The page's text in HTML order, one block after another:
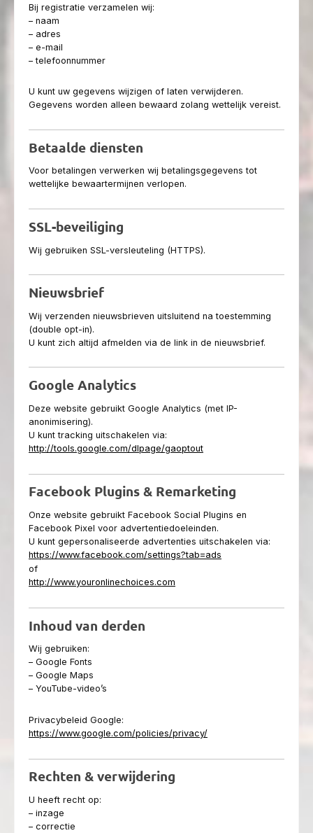
Bij registratie verzamelen wij:
– naam
– adres
– e-mail
– telefoonnummer
U kunt uw gegevens wijzigen of laten verwijderen.
Gegevens worden alleen bewaard zolang wettelijk vereist.
Betaalde diensten
Voor betalingen verwerken wij betalingsgegevens tot
wettelijke bewaartermijnen verlopen.
SSL-beveiliging
Wij gebruiken SSL-versleuteling (HTTPS).
Nieuwsbrief
Wij verzenden nieuwsbrieven uitsluitend na toestemming
(double opt-in).
U kunt zich altijd afmelden via de link in de nieuwsbrief.
Google Analytics
Deze website gebruikt Google Analytics (met IP-
anonimisering).
U kunt tracking uitschakelen via:
http://tools.google.com/dlpage/gaoptout
Facebook Plugins & Remarketing
Onze website gebruikt Facebook Social Plugins en
Facebook Pixel voor advertentiedoeleinden.
U kunt gepersonaliseerde advertenties uitschakelen via:
https://www.facebook.com/settings?tab=ads
of
http://www.youronlinechoices.com
Inhoud van derden
Wij gebruiken:
– Google Fonts
– Google Maps
– YouTube-video’s
Privacybeleid Google:
https://www.google.com/policies/privacy/
Rechten & verwijdering
U heeft recht op:
– inzage
– correctie